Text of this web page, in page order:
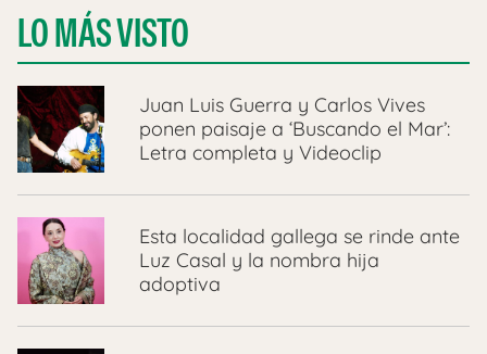
LO MÁS VISTO
Juan Luis Guerra y Carlos Vives
ponen paisaje a ‘Buscando el Mar’:
Letra completa y Videoclip
Esta localidad gallega se rinde ante
Luz Casal y la nombra hija
adoptiva